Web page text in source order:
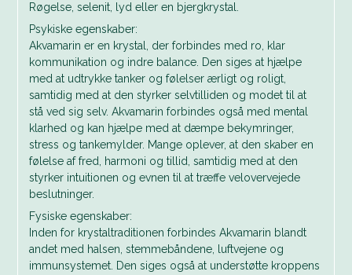
Røgelse, selenit, lyd eller en bjergkrystal.
Psykiske egenskaber:
Akvamarin er en krystal, der forbindes med ro, klar
kommunikation og indre balance. Den siges at hjælpe
med at udtrykke tanker og følelser ærligt og roligt,
samtidig med at den styrker selvtilliden og modet til at
stå ved sig selv. Akvamarin forbindes også med mental
klarhed og kan hjælpe med at dæmpe bekymringer,
stress og tankemylder. Mange oplever, at den skaber en
følelse af fred, harmoni og tillid, samtidig med at den
styrker intuitionen og evnen til at træffe velovervejede
beslutninger.
Fysiske egenskaber:
Inden for krystaltraditionen forbindes Akvamarin blandt
andet med halsen, stemmebåndene, luftvejene og
immunsystemet. Den siges også at understøtte kroppens